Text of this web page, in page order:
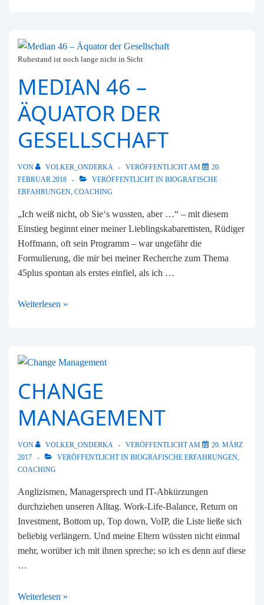
–
ohne
wird
das
nichts
Ruhestand ist noch lange nicht in Sicht
MEDIAN 46 –
ÄQUATOR DER
GESELLSCHAFT
VON VOLKER_ONDERKA VERÖFFENTLICHT AM
20.
FEBRUAR 2018
VERÖFFENTLICHT IN BIOGRAFISCHE
ERFAHRUNGEN, COACHING
„Ich weiß nicht, ob Sie‘s wussten, aber …“ – mit diesem
Einstieg beginnt einer meiner Lieblingskabarettisten, Rüdiger
Hoffmann, oft sein Programm – war ungefähr die
Formulierung, die mir bei meiner Recherche zum Thema
45plus spontan als erstes einfiel, als ich …
Median
der
Weiterlesen »
CHANGE
MANAGEMENT
VON VOLKER_ONDERKA VERÖFFENTLICHT AM
20. MÄRZ
2017
VERÖFFENTLICHT IN BIOGRAFISCHE ERFAHRUNGEN,
COACHING
Anglizismen, Managersprech und IT-Abkürzungen
durchziehen unseren Alltag. Work-Life-Balance, Return on
Investment, Bottom up, Top down, VoIP, die Liste ließe sich
beliebig verlängern. Und meine Eltern wüssten nicht einmal
mehr, worüber ich mit ihnen spreche; so ich es denn auf diese
…
Change
Weiterlesen »